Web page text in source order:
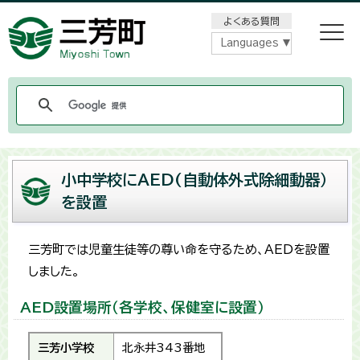
よくある質問
Languages
小中学校にAED(自動体外式除細動器）
を設置
三芳町では児童生徒等の尊い命を守るため、AEDを設置
しました。
AED設置場所（各学校、保健室に設置）
三芳小学校 北永井343番地